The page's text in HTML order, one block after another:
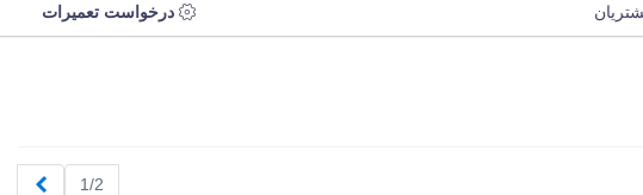
درخواست تعمیرات
1/2